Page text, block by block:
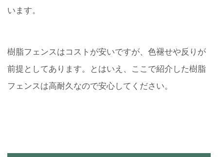
います。
樹脂フェンスはコストが安いですが、色褪せや反りが
前提としてあります。とはいえ、ここで紹介した樹脂
フェンスは高耐久なので安心してください。